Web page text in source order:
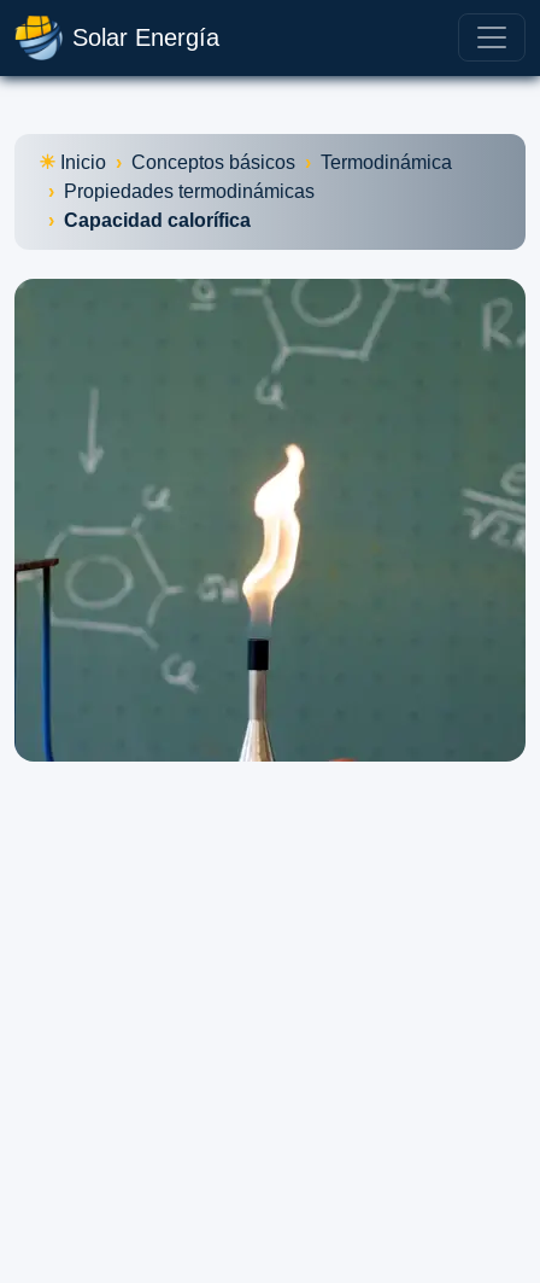
Solar Energía
Inicio Conceptos básicos
Termodinámica
Propiedades termodinámicas
Capacidad calorífica